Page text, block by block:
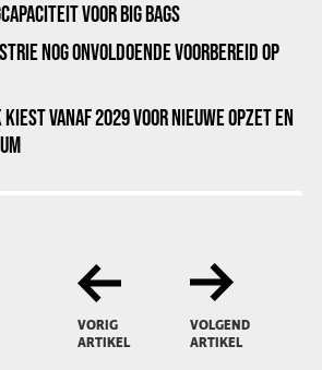
VOOR BIG BAGS
NOG ONVOLDOENDE VOORBEREID OP
VANAF 2029 VOOR NIEUWE OPZET EN
VORIG
ARTIKEL
VOLGEND
ARTIKEL